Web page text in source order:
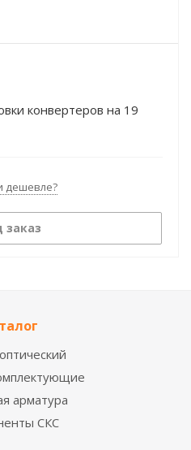
конвертеров на 19
дешевле?
заказ
арматура
СКС